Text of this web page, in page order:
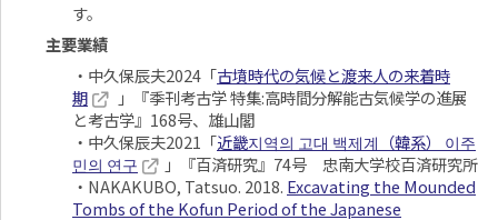
す。
主要業績
・中久保辰夫2024「古墳時代の気候と渡来人の来着時
期
」『季刊考古学 特集:高時間分解能古気候学の進展
と考古学』168号、雄山閣
・中久保辰夫2021「近畿지역의 고대 백제계（韓系） 이주
민의 연구
」『百済研究』74号 忠南大学校百済研究所
・NAKAKUBO, Tatsuo. 2018. Excavating the Mounded
Tombs of the Kofun Period of the Japanese